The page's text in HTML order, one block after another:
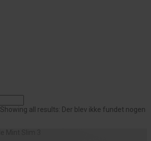
Showing all results: Der blev ikke fundet nogen